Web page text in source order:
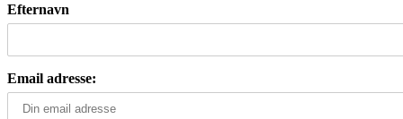
Efternavn
Email adresse: